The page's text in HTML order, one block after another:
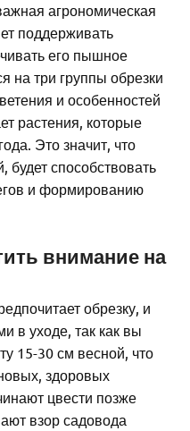
агрономическая
поддерживать
его пышное
на три группы обрезки
и особенностей
растения, которые
Это значит, что
будет способствовать
и формированию
внимание на
обрезку, и
в уходе, так как вы
15-30 см весной, что
здоровых
цвести позже
взор садовода